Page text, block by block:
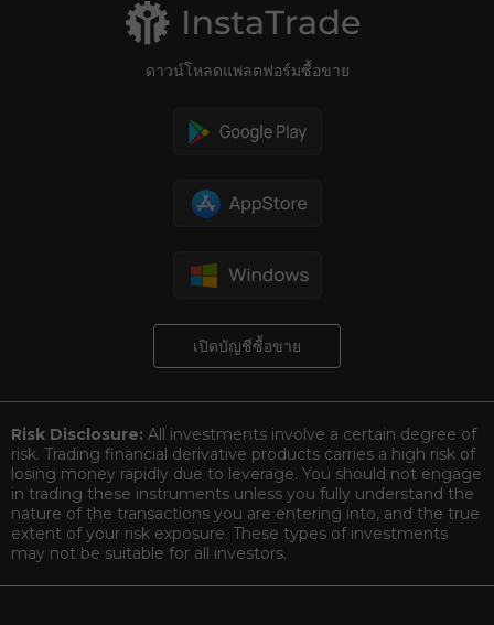
ดาวน์โหลดแพลตฟอร์มซื้อขาย
เปิดบัญชีซื้อขาย
Risk Disclosure: All investments involve a certain degree of
risk. Trading financial derivative products carries a high risk of
losing money rapidly due to leverage. You should not engage
in trading these instruments unless you fully understand the
nature of the transactions you are entering into, and the true
extent of your risk exposure. These types of investments
may not be suitable for all investors.